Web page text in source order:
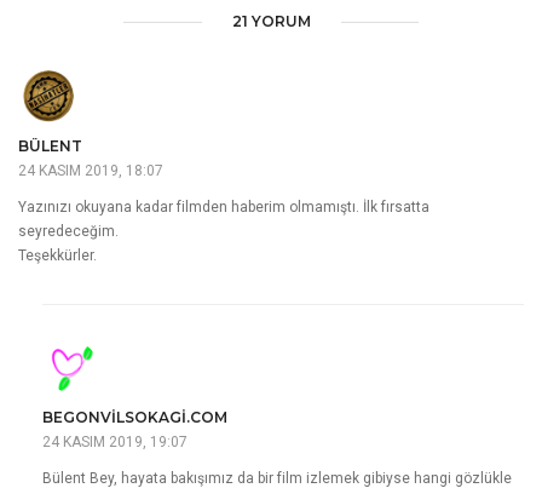
21 YORUM
BÜLENT
24 KASIM 2019, 18:07
Yazınızı okuyana kadar filmden haberim olmamıştı. İlk fırsatta
seyredeceğim.
Teşekkürler.
BEGONVILSOKAGI.COM
24 KASIM 2019, 19:07
Bülent Bey, hayata bakışımız da bir film izlemek gibiyse hangi gözlükle